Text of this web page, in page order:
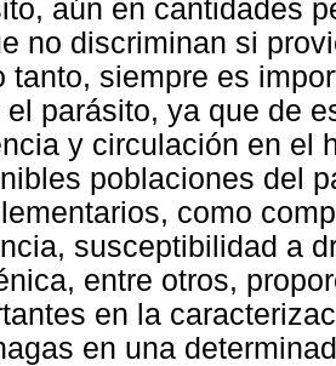
aún en cantidades
no discriminan si
tanto, siempre es
el parásito, ya que de
y circulación en el
poblaciones del
como
susceptibilidad a
entre otros,
en la
en una